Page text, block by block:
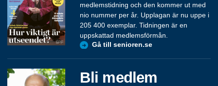
medlemstidning och den kommer ut med
nio nummer per år. Upplagan är nu uppe i
205 400 exemplar. Tidningen är en
uppskattad medlemsförmån.
Gå till senioren.se
Bli medlem